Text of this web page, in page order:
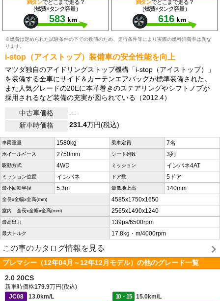
満タンでどこまで走る？
（燃費×タンク容量）
583 km
満タンでどこまで走る？
（燃費×タンク容量）
616 km
※燃費は定められた試験条件の下での数値のため、走行条件等により実際の燃料消費率は異な
ります。
i-stop（アイストップ）装備車の安全性能を向上
マツダ独自のアイドリングストップ機構「i-stop（アイストップ）」
を装備する全車にサイド＆カーテンエアバッグが標準装備された。
また人気グレードの20Eに本革巻きのステアリングやシフトノブが
採用されるなど装備の充実が図られている（2012.4）
中古車価格
---
新車時価格
231.4万円(税込)
車両重量 1580kg 乗車定員 7名
ホイールベース 2750mm シート列数 3列
駆動方式 4WD ミッション インパネ4AT
ミッション位置 インパネ ドア数 5ドア
最小回転半径 5.3m 最低地上高 140mm
全長x全幅x全高(mm) 4585x1750x1650
室内 全長x全幅x全高(mm) 2565x1490x1240
最高出力 139ps/6500rpm
最大トルク 17.8kg・m/4000rpm
この車のカタログ情報を見る
プレマシー（12年04月～12年12月モデル）の他のグレード一覧
2.0 20CS
新車時価格179.9万円(税込)
JC08
13.0km/L 10・15
15.0km/L